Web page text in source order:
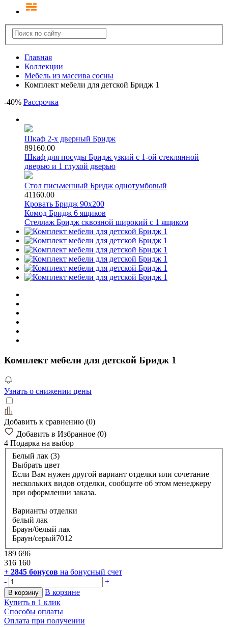
Главная
Коллекции
Мебель из массива сосны
Комплект мебели для детской Бридж 1
-40% Рассрочка
Шкаф 2-х дверный Бридж
89160.00
Шкаф для посуды Бридж узкий с 1-ой стеклянной
дверью и 1 глухой дверью
Стол письменный Бридж однотумбовый
41160.00
Кровать Бридж 90х200
Комод Бридж 6 ящиков
Стеллаж Бридж сквозной широкий с 1 ящиком
Комплект мебели для детской Бридж 1
Узнать о снижении цены
Добавить к сравнению (0)
Добавить в Избранное (0)
4 Подарка на выбор
Белый лак (3)
Выбрать цвет
Если Вам нужен другой вариант отделки или сочетание
нескольких видов отделки, сообщите об этом менеджеру
при оформлении заказа.
Варианты отделки
белый лак
Браун/белый лак
Браун/серый7012
189 696
316 160
+ 2845 бонусов на бонусный счет
-
+
В корзину
В корзине
Купить в 1 клик
Способы оплаты
Оплата при получении